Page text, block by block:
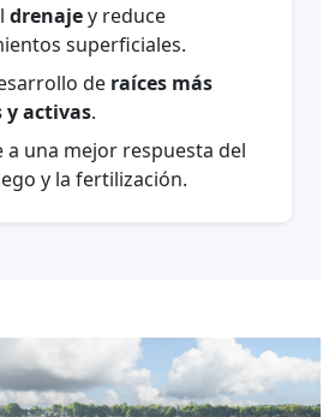
drenajey reduce
superficiales.
de raíces más
y activas.
a una mejor respuesta del
y la fertilización.